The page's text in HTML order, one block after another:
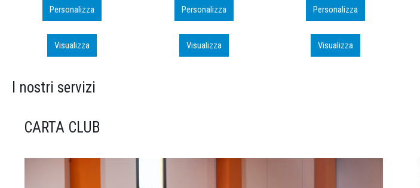
Personalizza
Visualizza
Personalizza
Visualizza
Personalizza
Visualizza
I nostri servizi
CARTA CLUB